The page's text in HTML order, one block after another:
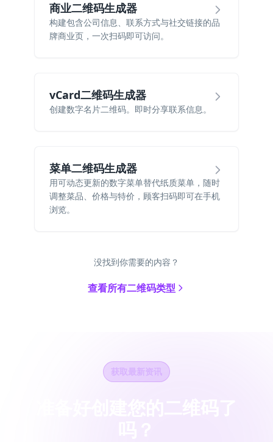
商业二维码生成器
构建包含公司信息、联系方式与社交链接的品
牌商业页，一次扫码即可访问。
vCard二维码生成器
创建数字名片二维码。即时分享联系信息。
菜单二维码生成器
用可动态更新的数字菜单替代纸质菜单，随时
调整菜品、价格与特价，顾客扫码即可在手机
浏览。
没找到你需要的内容？
查看所有二维码类型
获取最新资讯